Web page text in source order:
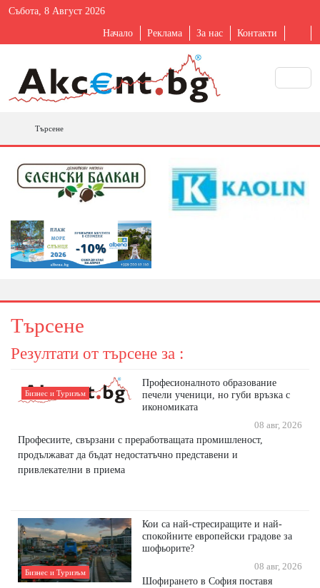
Събота, 8 Август 2026
Начало Реклама За нас Контакти
Търсене
Търсене
Резултати от търсене за :
Бизнес и Туризъм
Професионалното образование
печели ученици, но губи връзка с
икономиката
08 авг, 2026
Професиите, свързани с преработващата промишленост,
продължават да бъдат недостатъчно представени и
привлекателни в приема
Бизнес и Туризъм
Кои са най-стресиращите и най-
спокойните европейски градове за
шофьорите?
08 авг, 2026
Шофирането в София поставя